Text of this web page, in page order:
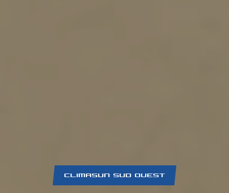
CLIMASUN SUD OUEST